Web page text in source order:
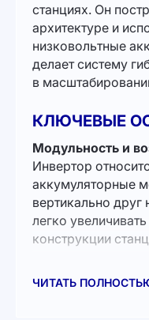
станциях. Он
архитектуре и
низковольтные
делает систему
в
КЛЮЧЕВЫЕ
Модульность и
Инвертор
аккумуляторные
вертикально друг
легко
конструкции
Две MPPT-
максимальной
ЧИТАТЬ